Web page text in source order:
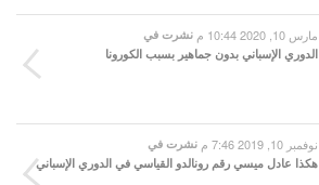
نشرت في مارس 10, 2020 10:44 م
الدوري الإسباني بدون جماهير بسبب الكورونا
نشرت في نوفمبر 10, 2019 7:46 م
هكذا عادل ميسي رقم رونالدو القياسي في الدوري الإسباني